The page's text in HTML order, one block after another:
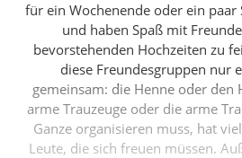
für ein Wochenende oder ein paar
und haben Spaß mit
bevorstehenden Hochzeiten zu
diese Freundesgruppen nur
gemeinsam: die Henne oder den
arme Trauzeuge oder die arme
Ganze organisieren muss, hat
Leute, die sich freuen müssen.